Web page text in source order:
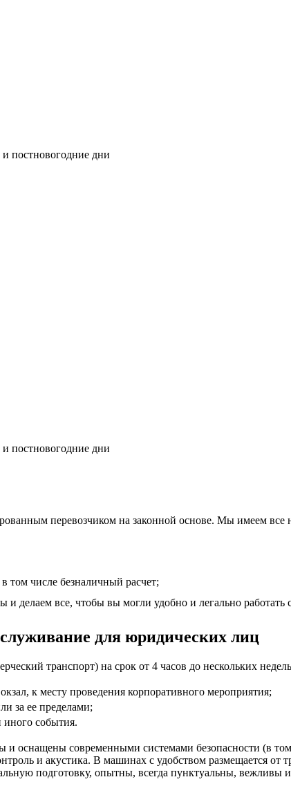
постновогодние дни
постновогодние дни
перевозчиком на законной основе. Мы имеем
том числе безналичный расчет;
и делаем все, чтобы вы могли удобно и легально работать
для юридических лиц
транспорт) на срок от 4 часов до нескольких
к месту проведения корпоративного мероприятия;
за ее пределами;
иного события.
оснащены современными системами безопасности (в
и акустика. В машинах с удобством размещается
подготовку, опытны, всегда пунктуальны, вежливы